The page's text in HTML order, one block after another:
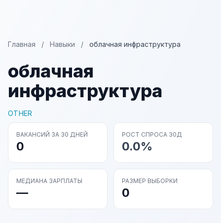
Главная / Навыки / облачная инфраструктура
облачная
инфраструктура
OTHER
ВАКАНСИЙ ЗА 30 ДНЕЙ
0
РОСТ СПРОСА 30Д
0.0%
МЕДИАНА ЗАРПЛАТЫ
—
РАЗМЕР ВЫБОРКИ
0